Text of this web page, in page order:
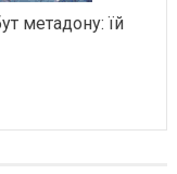
метадону: їй